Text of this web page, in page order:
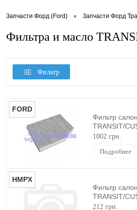
Запчасти Форд (Ford) • Запчасти Форд
Фильтра и масло
Фильтр
FORD
Фильтр
TRANSIT/
1002 грн.
Подробнее
HMPX
Фильтр
TRANSIT/
212 грн.